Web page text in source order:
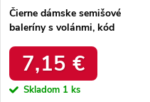
Čierne dámske semišové
baleríny s volánmi, kód
7,15 €
Skladom 1 ks